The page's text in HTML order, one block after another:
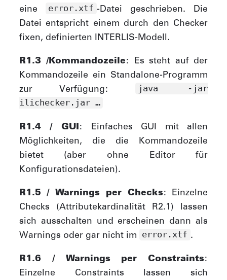
eine
error.xtf -Datei geschrieben. Die
Datei entspricht einem durch den Checker
fixen, definierten INTERLIS-Modell.
R1.3 /Kommandozeile: Es steht auf der
Kommandozeile ein Standalone-Programm
zur Verfügung:
java -jar
ilichecker.jar …​
R1.4 / GUI: Einfaches GUI mit allen
Möglichkeiten, die die Kommandozeile
bietet (aber ohne Editor für
Konfigurationsdateien).
R1.5 / Warnings per Checks: Einzelne
Checks (Attributekardinalität R2.1) lassen
sich ausschalten und erscheinen dann als
Warnings oder gar nicht im error.xtf .
R1.6 / Warnings per Constraints:
Einzelne Constraints lassen sich